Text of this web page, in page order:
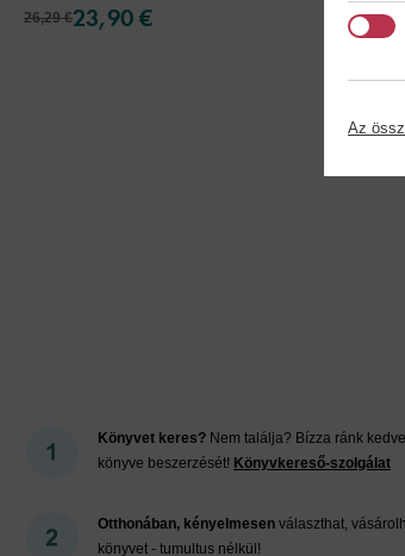
26,29 €23,90 €
19,69 €
Könyvet keres? Nem találja? Bízza ránk
könyve beszerzését! Könyvkereső-szolgálat
Otthonában, kényelmesen választhat,
könyvet - tumultus nélkül!
Az